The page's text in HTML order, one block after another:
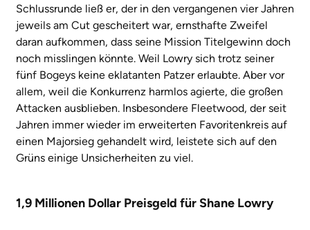
Schlussrunde ließ er, der in den vergangenen vier Jahren
jeweils am Cut gescheitert war, ernsthafte Zweifel
daran aufkommen, dass seine Mission Titelgewinn doch
noch misslingen könnte. Weil Lowry sich trotz seiner
fünf Bogeys keine eklatanten Patzer erlaubte. Aber vor
allem, weil die Konkurrenz harmlos agierte, die großen
Attacken ausblieben. Insbesondere Fleetwood, der seit
Jahren immer wieder im erweiterten Favoritenkreis auf
einen Majorsieg gehandelt wird, leistete sich auf den
Grüns einige Unsicherheiten zu viel.
1,9 Millionen Dollar Preisgeld für Shane Lowry